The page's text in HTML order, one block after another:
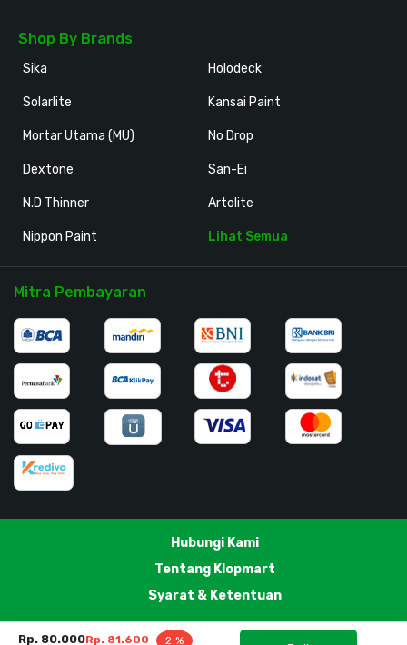
Rp. 80.000Rp. 81.600 2 %
Shop By Brands
Sika
Solarlite
Mortar Utama (MU)
Dextone
N.D Thinner
Nippon Paint
Holodeck
Kansai Paint
No Drop
San-Ei
Artolite
Lihat Semua
Mitra Pembayaran
Hubungi Kami
Tentang Klopmart
Syarat & Ketentuan